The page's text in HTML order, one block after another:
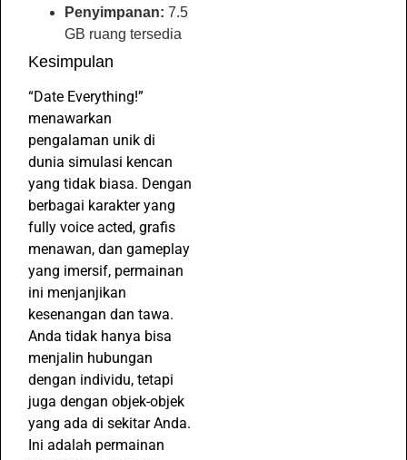
Penyimpanan: 7.5
GB ruang tersedia
Kesimpulan
“Date Everything!”
menawarkan
pengalaman unik di
dunia simulasi kencan
yang tidak biasa. Dengan
berbagai karakter yang
fully voice acted, grafis
menawan, dan gameplay
yang imersif, permainan
ini menjanjikan
kesenangan dan tawa.
Anda tidak hanya bisa
menjalin hubungan
dengan individu, tetapi
juga dengan objek-objek
yang ada di sekitar Anda.
Ini adalah permainan